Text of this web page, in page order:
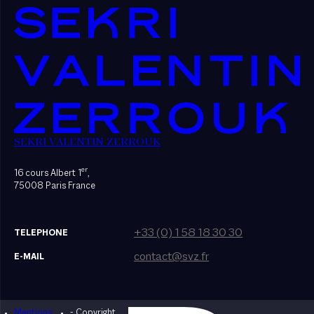
SEKRI VALENTIN ZERROUK
16 cours Albert 1er,
75008 Paris France
TELEPHONE +33 (0) 1 58 18 30 30
E-MAIL contact@svz.fr